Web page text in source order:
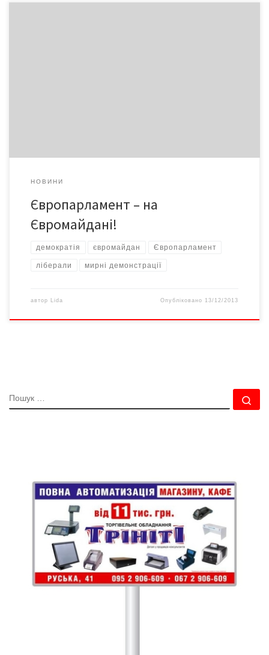
НОВИНИ
Європарламент – на
Євромайдані!
демократія євромайдан Європарламент
ліберали мирні демонстрації
автор Lida Опубліковано 13/12/2013
ПОШУК